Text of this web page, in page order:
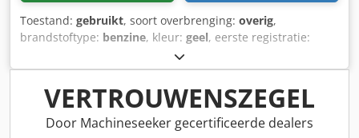
Toestand: gebruikt, soort overbrenging: overig,
brandstoftype: benzine, kleur: geel, eerste registratie:
geen, ophanging:
Bouwjaar:2013, bedrijfsturen:3.700 h, bestuurderscabine:
overig , * Schepbak * Vork Dcsdozrzf Aopfx Ambek ...
Occasionvoertuig, inclusief btw.
VERTROUWENSZEGEL
Door Machineseeker gecertificeerde dealers